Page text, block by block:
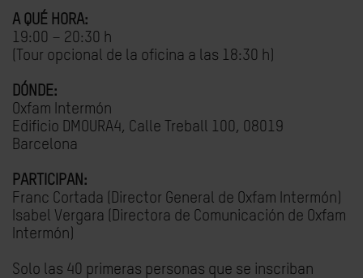
A QUÉ HORA:
19:00 – 20:30 h
(Tour opcional de la oficina a las 18:30 h)
DÓNDE:
Oxfam Intermón
Edificio DMOURA4, Calle Treball 100, 08019
Barcelona
PARTICIPAN:
Franc Cortada (Director General de Oxfam Intermón)
Isabel Vergara (Directora de Comunicación de Oxfam
Intermón)
Solo las 40 primeras personas que se inscriban